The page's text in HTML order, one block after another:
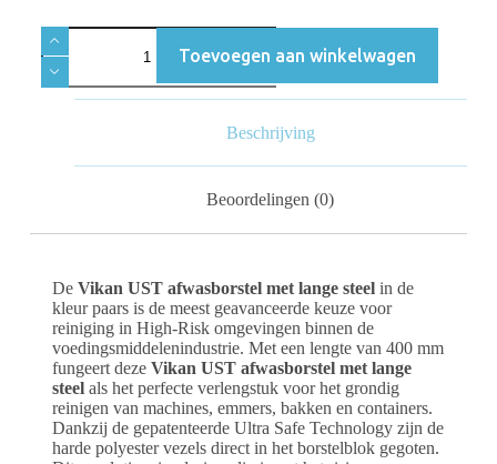
Toevoegen aan winkelwagen
Beschrijving
Beoordelingen (0)
De Vikan UST afwasborstel met lange steelin de
kleur paars is de meest geavanceerde keuze voor
reiniging in High-Risk omgevingen binnen de
voedingsmiddelenindustrie. Met een lengte van 400 mm
fungeert deze Vikan UST afwasborstel met lange
steelals het perfecte verlengstuk voor het grondig
reinigen van machines, emmers, bakken en containers.
Dankzij de gepatenteerde Ultra Safe Technology zijn de
harde polyester vezels direct in het borstelblok gegoten.